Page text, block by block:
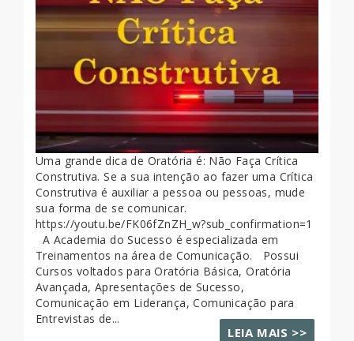
Uma grande dica de Oratória é: Não Faça Crítica
Construtiva. Se a sua intenção ao fazer uma Crítica
Construtiva é auxiliar a pessoa ou pessoas, mude
sua forma de se comunicar.
https://youtu.be/FK06fZnZH_w?sub_confirmation=1
Treinamentos na área de Comunicação. Possui
Cursos voltados para Oratória Básica, Oratória
Avançada, Apresentações de Sucesso,
Comunicação em Liderança, Comunicação para
Entrevistas de...
LEIA MAIS >>